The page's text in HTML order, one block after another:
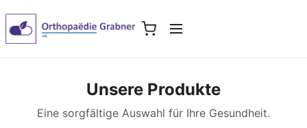
Unsere Produkte
Eine sorgfältige Auswahl für Ihre Gesundheit.